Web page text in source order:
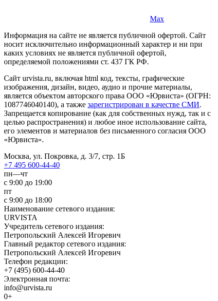
Max
Информация на сайте не является публичной офертой. Cайт
носит исключительно информационный характер и ни при
каких условиях не является публичной офертой,
определяемой положениями ст. 437 ГК РФ.
Сайт urvista.ru, включая html код, тексты, графические
изображения, дизайн, видео­, аудио­ и прочие материалы,
является объектом авторского права ООО «Юрвиста» (ОГРН:
1087746040140), а также зарегистрирован в качестве СМИ.
Запрещается копирование (как для собственных нужд, так и с
целью распространения) и любое иное использование сайта,
его элементов и материалов без письменного согласия ООО
«Юрвиста».
Москва, ул. Покровка, д. 3/7, стр. 1Б
+7 495 600-44-40
пн—чт
с 9:00 до 19:00
пт
с 9:00 до 18:00
Наименование сетевого издания:
URVISTA
Учредитель сетевого издания:
Петропольский Алексей Игоревич
Главный редактор сетевого издания:
Петропольский Алексей Игоревич
Телефон редакции:
+7 (495) 600-44-40
Электронная почта:
info@urvista.ru
0+